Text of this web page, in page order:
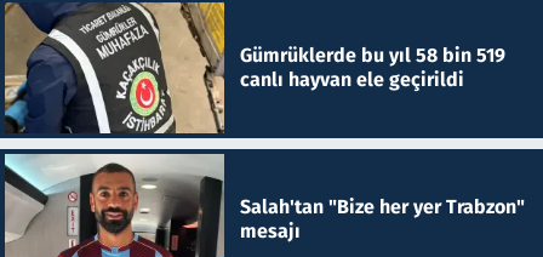
Gümrüklerde bu yıl 58 bin 519
canlı hayvan ele geçirildi
Salah'tan "Bize her yer Trabzon"
mesajı